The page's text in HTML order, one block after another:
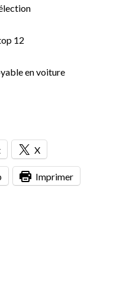
12
en voiture
X
Imprimer